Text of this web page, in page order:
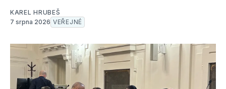
KAREL HRUBEŠ
7 srpna 2026 VEŘEJNÉ